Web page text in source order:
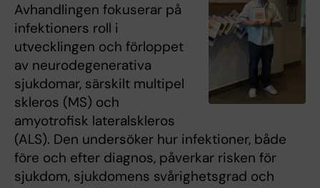
Avhandlingen fokuserar på
infektioners roll i
utvecklingen och förloppet
av neurodegenerativa
sjukdomar, särskilt multipel
skleros (MS) och
amyotrofisk lateralskleros
(ALS). Den undersöker hur infektioner, både
före och efter diagnos, påverkar risken för
sjukdom, sjukdomens svårighetsgrad och